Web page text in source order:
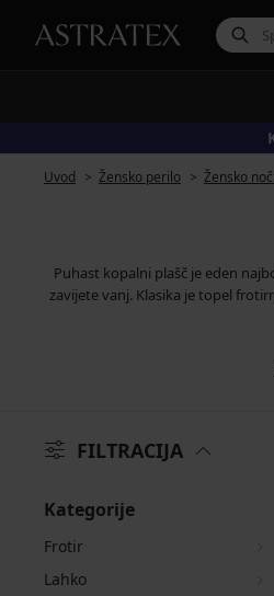
Uvod Žensko perilo Žensko
Puhast kopalni plašč je eden
zavijete vanj. Klasika je topel
FILTRACIJA
Kategorije
Frotir
Lahko